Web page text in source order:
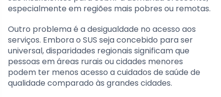
especialmente em regiões mais pobres ou remotas.
Outro problema é a desigualdade no acesso aos
serviços. Embora o SUS seja concebido para ser
universal, disparidades regionais significam que
pessoas em áreas rurais ou cidades menores
podem ter menos acesso a cuidados de saúde de
qualidade comparado às grandes cidades.